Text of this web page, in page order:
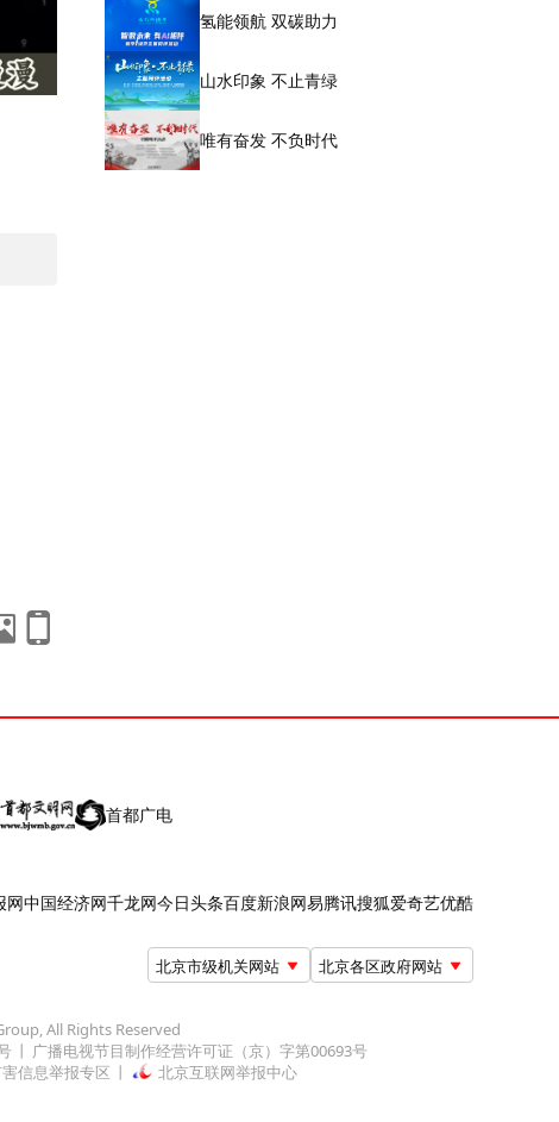
氢能领航 双碳助力
山水印象 不止青绿
唯有奋发 不负时代
首都广电
网中国经济网千龙网今日头条百度新浪网易腾讯搜狐爱奇艺优酷
北京市级机关网站 北京各区政府网站
All Rights Reserved
广播电视节目制作经营许可证（京）字第00693号
信息举报专区 北京互联网举报中心